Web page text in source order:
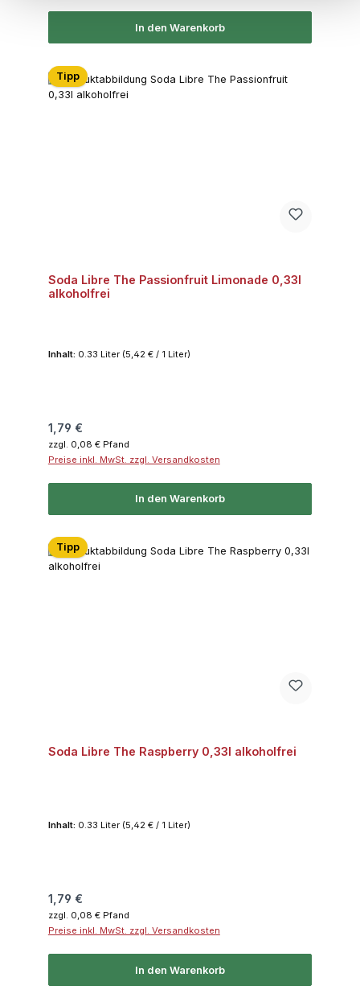
In den Warenkorb
Tipp
Soda Libre The Passionfruit Limonade 0,33l
alkoholfrei
Inhalt: 0.33 Liter (5,42 € / 1 Liter)
Regulärer Preis:
1,79 €
zzgl. 0,08 € Pfand
Preise inkl. MwSt. zzgl. Versandkosten
In den Warenkorb
Tipp
Soda Libre The Raspberry 0,33l alkoholfrei
Inhalt: 0.33 Liter (5,42 € / 1 Liter)
Regulärer Preis:
1,79 €
zzgl. 0,08 € Pfand
Preise inkl. MwSt. zzgl. Versandkosten
In den Warenkorb